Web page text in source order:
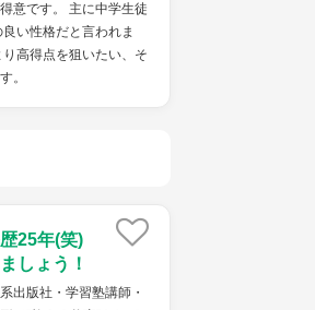
意です。 主に中学生徒
い性格だと言われま
高得点を狙いたい、そ
。
歴25年(笑)
しょう！
出版社・学習塾講師・